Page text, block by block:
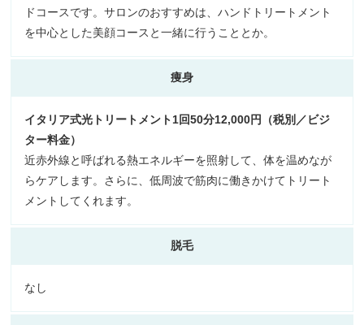
ドコースです。サロンのおすすめは、ハンドトリートメント
を中心とした美顔コースと一緒に行うこととか。
痩身
イタリア式光トリートメント1回50分12,000円（税別／ビジ
ター料金）
近赤外線と呼ばれる熱エネルギーを照射して、体を温めなが
らケアします。さらに、低周波で筋肉に働きかけてトリート
メントしてくれます。
脱毛
なし